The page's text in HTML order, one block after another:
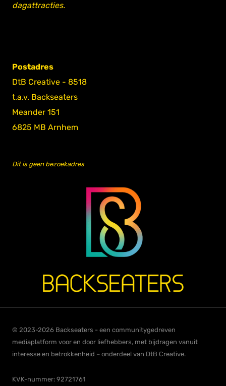
dagattracties.
Postadres
DtB Creative - 8518
t.a.v. Backseaters
Meander 151
6825 MB Arnhem
Dit is geen bezoekadres
© 2023-2026 Backseaters - een communitygedreven
mediaplatform voor en door liefhebbers, met bijdragen vanuit
interesse en betrokkenheid – onderdeel van DtB Creative.
KVK-nummer: 92721761